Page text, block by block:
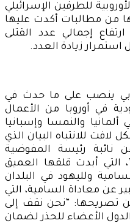
للطرفين الإسرائيلي
من مطالبات أكدت عليها
إجمالي عدد القتلى
ينصب على ما حدث في
في أوروبا من الأعمال
والنمسا وإسبانيا
لافت للانتباه البيان الذي
عن نائبة رئيسة المفوضية
التي أبدت قلقها العميق
ولليهود في البلدان
عن معاداة السامية، التي
تصريحها: “نحن نقف إلى
الأعضاء للحذر لضمان